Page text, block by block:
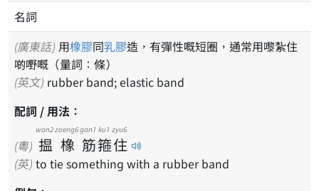
名詞
(廣東話) 用橡膠同乳膠造，有彈性嘅短圈，通常用嚟紮住
啲嘢嘅（量詞：條）
(英文) rubber band; elastic band
配詞 / 用法：
(粵) 揾
wan2
橡
zoeng6
筋
gan1
箍
ku1
住
zyu6
(英) to tie something with a rubber band